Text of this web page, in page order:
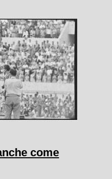
come